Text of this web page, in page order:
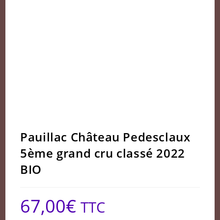
Pauillac Château Pedesclaux
5ème grand cru classé 2022
BIO
67,00€ TTC